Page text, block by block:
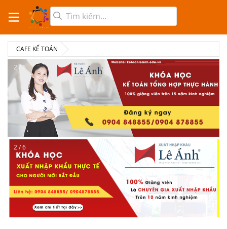
CAFE KẾ TOÁN
2 / 6
2 / 6